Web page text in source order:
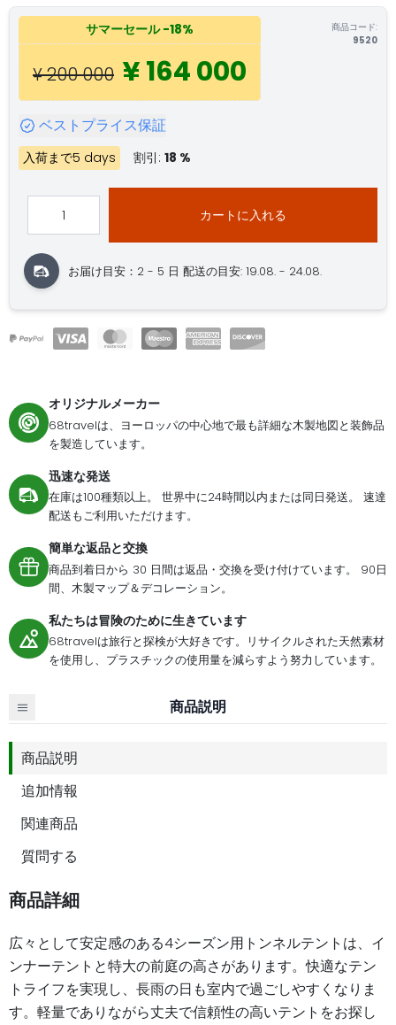
サマーセール-18%
¥ 200 000 ¥ 164 000
商品コード:
9520
ベストプライス保証
入荷まで5 days 割引: 18 %
カートに入れる
お届け目安：2 - 5 日配送の目安: 19.08. - 24.08.
オリジナルメーカー
68travelは、ヨーロッパの中心地で最も詳細な木製地図と装飾品
を製造しています。
迅速な発送
在庫は100種類以上。 世界中に24時間以内または同日発送。 速達
配送もご利用いただけます。
簡単な返品と交換
商品到着日から 30 日間は返品・交換を受け付けています。 90日
間、木製マップ＆デコレーション。
私たちは冒険のために生きています
68travelは旅行と探検が大好きです。リサイクルされた天然素材
を使用し、プラスチックの使用量を減らすよう努力しています。
商品説明
商品説明
追加情報
関連商品
質問する
商品詳細
広々として安定感のある4シーズン用トンネルテントは、イ
ンナーテントと特大の前庭の高さがあります。快適なテン
トライフを実現し、長雨の日も室内で過ごしやすくなりま
す。軽量でありながら丈夫で信頼性の高いテントをお探し